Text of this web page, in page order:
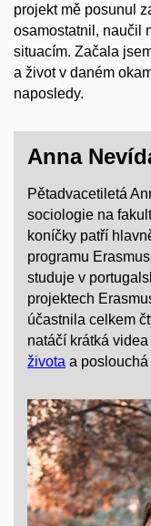
projekt mě posunul
osamostatnil, naučil
situacím. Začala
a život v daném
naposledy.
Anna
Pětadvacetiletá
sociologie na
koníčky patří
programu
studuje v
projektech
účastnila celkem
natáčí krátká
života a